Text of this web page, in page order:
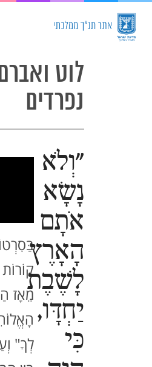
לוט
נפרדים
"וְלֹא
נָשָׂא
אֹתָם
הָאָרֶץ
לָשֶׁבֶת
יַחְדָּו,
כִּי
מֵאָז
לְךָ"